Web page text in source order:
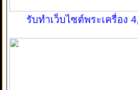
รับทำเว็บไซต์พระเครื่อง